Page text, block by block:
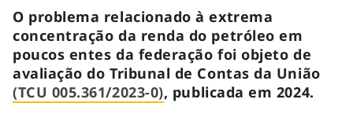
O problema relacionado à extrema
concentração da renda do petróleo em
poucos entes da federação foi objeto de
avaliação do Tribunal de Contas da União
(TCU 005.361/2023-0), publicada em 2024.